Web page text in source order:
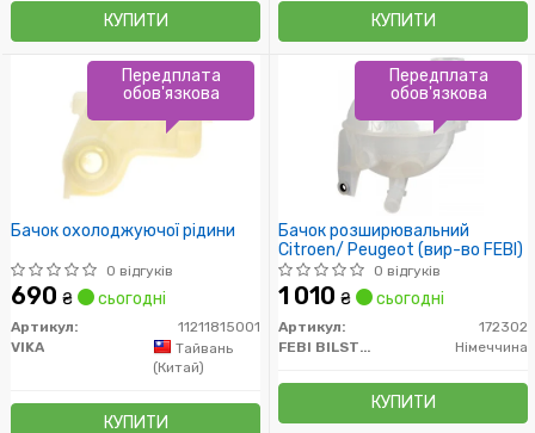
КУПИТИ КУПИТИ
Бачок охолоджуючої рідини
0 відгуків
690 ₴ сьогодні
Артикул:
11211815001
VIKA
Тайвань
(Китай)
КУПИТИ
Передплата
обов'язкова
Бачок розширювальний
Citroen/ Peugeot (вир-во FEBI)
0 відгуків
1 010 ₴ сьогодні
Артикул:
172302
FEBI BILSTEIN
Німеччина
КУПИТИ
Передплата
обов'язкова